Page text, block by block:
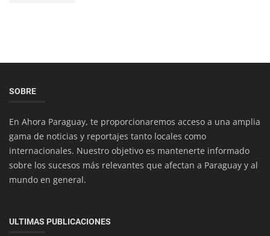
Centro Cultural Melodía: Forjando el Futuro de
SOBRE
En Ahora Paraguay, te proporcionaremos acceso a una amplia
gama de noticias y reportajes tanto locales como
internacionales. Nuestro objetivo es mantenerte informado
sobre los sucesos más relevantes que afectan a Paraguay y al
mundo en general.
ULTIMAS PUBLICACIONES